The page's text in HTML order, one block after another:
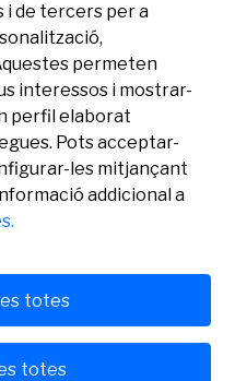
Social
i de tercers per a
permeten
interessos i mostrar-
perfil elaborat
Pots acceptar-
les mitjançant
addicional a
totes
totes